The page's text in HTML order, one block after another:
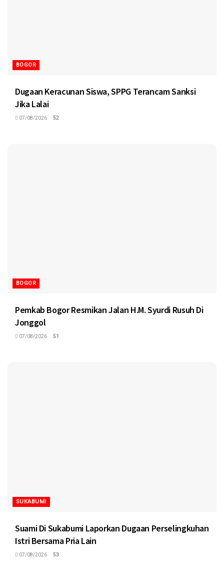
BOGOR
Dugaan Keracunan Siswa, SPPG Terancam Sanksi
Jika Lalai
07/08/2026 52
BOGOR
Pemkab Bogor Resmikan Jalan H.M. Syurdi Rusuh Di
Jonggol
07/08/2026 51
SUKABUMI
Suami Di Sukabumi Laporkan Dugaan Perselingkuhan
Istri Bersama Pria Lain
07/08/2026 53